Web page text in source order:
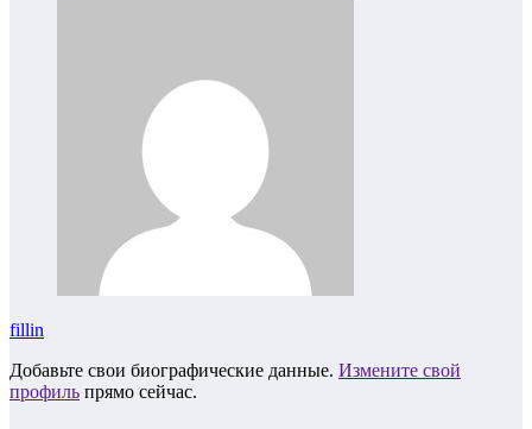
fillin
Добавьте свои биографические данные. Измените свой
профиль прямо сейчас.